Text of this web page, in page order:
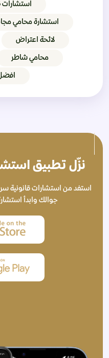
استشارات
استشارة محامي
لائحة اعتراض
محامي شاطر
نزّل تطبيق
استفد من استشارات قانونية
جوالك وابدأ